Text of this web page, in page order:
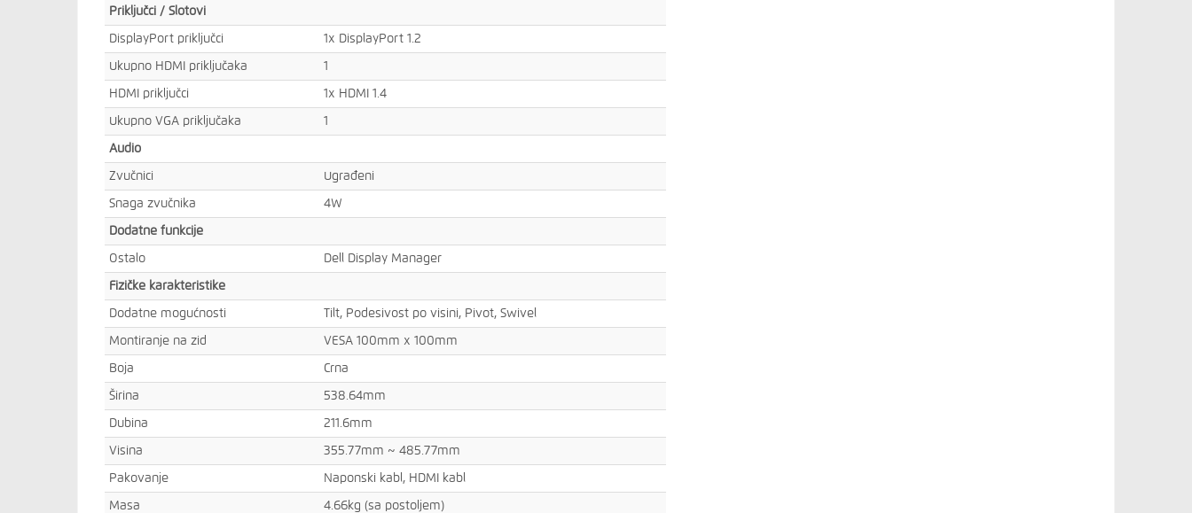
Priključci / Slotovi
DisplayPort priključci 1x DisplayPort 1.2
Ukupno HDMI priključaka 1
HDMI priključci 1x HDMI 1.4
Ukupno VGA priključaka 1
Audio
Zvučnici Ugrađeni
Snaga zvučnika 4W
Dodatne funkcije
Ostalo Dell Display Manager
Fizičke karakteristike
Dodatne mogućnosti Tilt, Podesivost po visini, Pivot, Swivel
Montiranje na zid VESA 100mm x 100mm
Boja Crna
Širina 538.64mm
Dubina 211.6mm
Visina 355.77mm ~ 485.77mm
Pakovanje Naponski kabl, HDMI kabl
Masa 4.66kg (sa postoljem)